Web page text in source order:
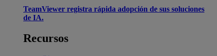
TeamViewer registra rápida adopción de sus soluciones
de IA.
Recursos